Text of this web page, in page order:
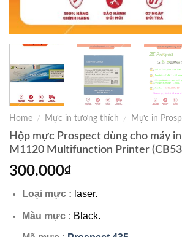
Home / Mực in tương thích / Mực in
Hộp mực Prospect dùng cho máy
M1120 Multifunction Printer
300.000₫
Loại mực : laser.
Màu mực : Black.